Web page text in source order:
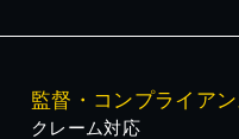
監督・コンプライアン
クレーム対応